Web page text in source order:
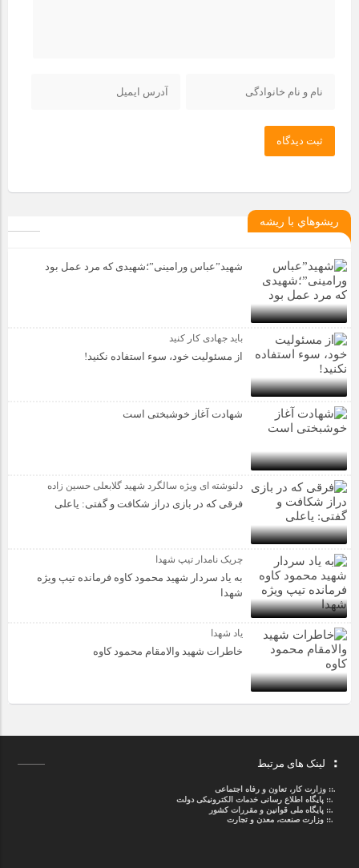
ثبت دیدگاه
ريشوهاي با ريشه
شهید”عباس ورامینی”؛شهیدی که مرد عمل بود
باید جهادی کار کنید
از مسئولیت خود، سوء استفاده نکنید!
شهادت آغاز خوشبختی است
دلنوشته ای ویژه سالگرد شهید گلابعلی حسین زاده
فرقی که در بازی دراز شکافت و گفتی: یاعلی
چریک نامدار تیپ شهدا
به یاد سردار شهید محمود کاوه فرمانده تیپ ویژه
شهدا
یاد شهدا
خاطرات شهید والامقام محمود کاوه‌
لینک های مرتبط
.::وزارت کار، تعاون و رفاه اجتماعی
.::پایگاه اطلاع رسانی خدمات الکترونیکی دولت
.::پایگاه ملی قوانین و مقررات کشور
.:: وزارت صنعت، معدن و تجارت